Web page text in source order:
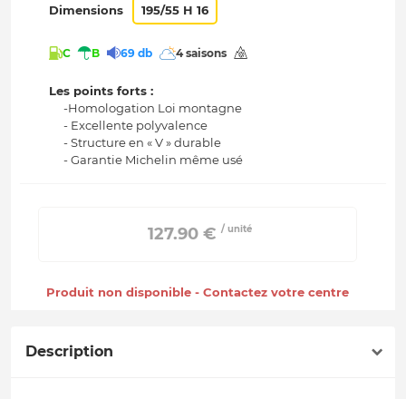
Dimensions 195/55 H 16
C B 69 db 4 saisons
Les points forts :
-Homologation Loi montagne
- Excellente polyvalence
- Structure en « V » durable
- Garantie Michelin même usé
127.90 € / unité
Produit non disponible - Contactez votre centre
Description